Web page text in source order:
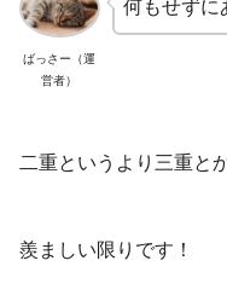
ばっさー（運
営者）
何もせずに
二重というより三重と
羨ましい限りです！